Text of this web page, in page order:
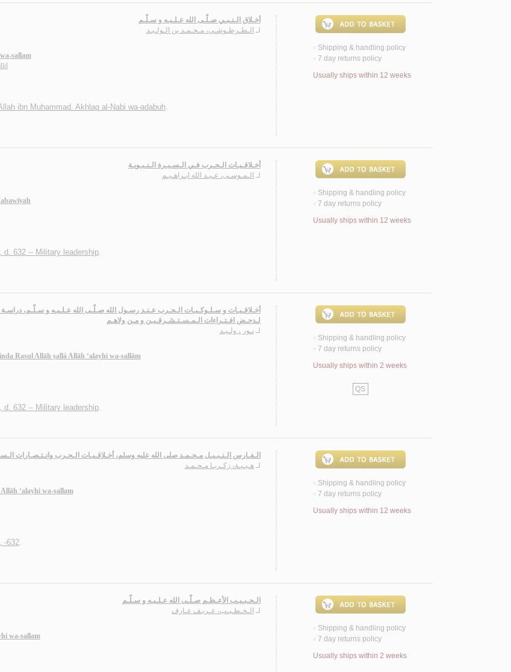
أخـلاق الـنـبـي صـلّـى الله عـلـيـه و سـلّـم
لـ الـطـرطـوشـي، مـحـمـد بن الـولـيـد
sallam
ibn Muhammad. Akhlaq al-Nabi wa-adabuh.
< Shipping & handling policy
< 7 day returns policy
Usually ships within 12 weeks
أخـلاقـيـات الـحـرب فـي الـسـيـرة الـنـبـويـة
لـ الـمـوسـى، عـبـد الله ابـراهـيـم
d. 632 -- Military leadership.
< Shipping & handling policy
< 7 day returns policy
Usually ships within 12 weeks
أخـلاقـيـات و سـلـوكـيـات الـحـرب عـنـد رسـول الله صـلّـى الله عـلـيـه و سـلّـم، دراسـة
لـدحـض افـتـراءات الـمـسـتـشـرقـيـن و مـن ولاهـم
لـ نـور ، ولـيـد
Rasul Allāh ṣallá Allāh ‘alayhi wa-sallām
d. 632 -- Military leadership.
< Shipping & handling policy
< 7 day returns policy
Usually ships within 2 weeks
QS
الـفـارس الـنـبـيـل مـحـمـد صلى الله عليه وسلم، أخـلاقـيـات الـحـرب وانـتـصـارات
لـ هـيـبـة، زكـريـا مـحـمـد
‘alayhi wa-sallam
-632.
< Shipping & handling policy
< 7 day returns policy
Usually ships within 12 weeks
الـحـبـيـب الأعـظـم صـلّـى الله عـلـيـه و سـلّـم
لـ الـخـطـيـب، عـريـف عـارف
wa-sallam
< Shipping & handling policy
< 7 day returns policy
Usually ships within 2 weeks